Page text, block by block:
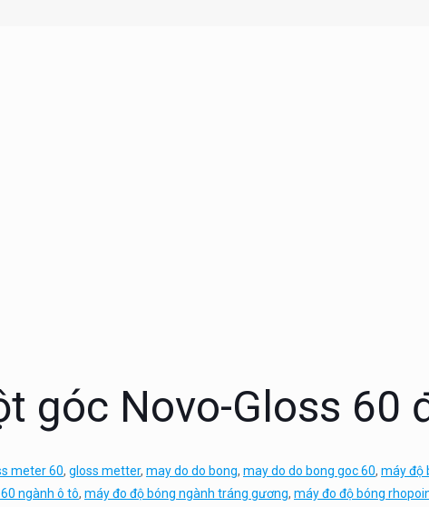
góc Novo-Gloss 60
meter 60, gloss metter, may do do bong, may do do bong goc 60, máy độ
ngành ô tô, máy đo độ bóng ngành tráng gương, máy đo độ bóng